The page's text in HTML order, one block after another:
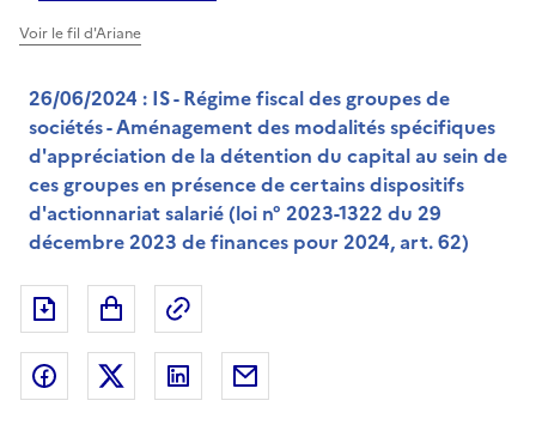
Voir le fil d'Ariane
26/06/2024 : IS - Régime fiscal des groupes de
sociétés - Aménagement des modalités spécifiques
d'appréciation de la détention du capital au sein de
ces groupes en présence de certains dispositifs
d'actionnariat salarié (loi n° 2023-1322 du 29
décembre 2023 de finances pour 2024, art. 62)
Exporter le document au format pdf
Partager sur Facebook
Partager sur Twitter
Partager sur LinkedIn